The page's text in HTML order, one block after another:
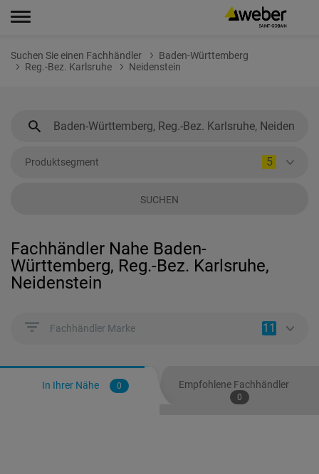
Suchen Sie einen Fachhändler
Baden-Württemberg
Reg.-Bez. Karlsruhe
Neidenstein
Produktsegment 5
SUCHEN
Fachhändler Nahe Baden-
Württemberg, Reg.-Bez. Karlsruhe,
Neidenstein
Fachhändler Marke 11
In Ihrer Nähe 0 Empfohlene Fachhändler
0